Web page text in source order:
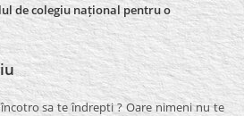
de colegiu național pentru o
sa te îndrepti ? Oare nimeni nu te